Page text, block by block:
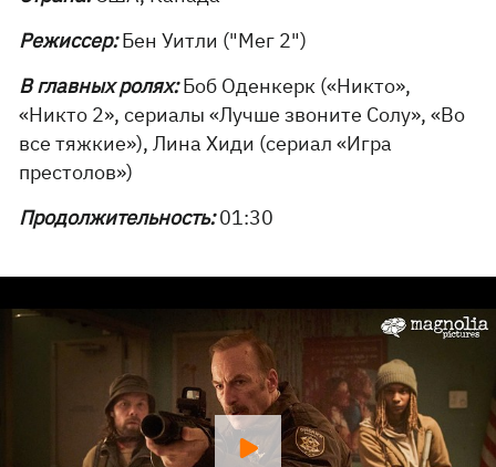
Режиссер:Бен Уитли ("Мег 2")
В главных ролях:Боб Оденкерк («Никто»,
«Никто 2», сериалы «Лучше звоните Солу», «Во
все тяжкие»), Лина Хиди (сериал «Игра
престолов»)
Продолжительность:01:30